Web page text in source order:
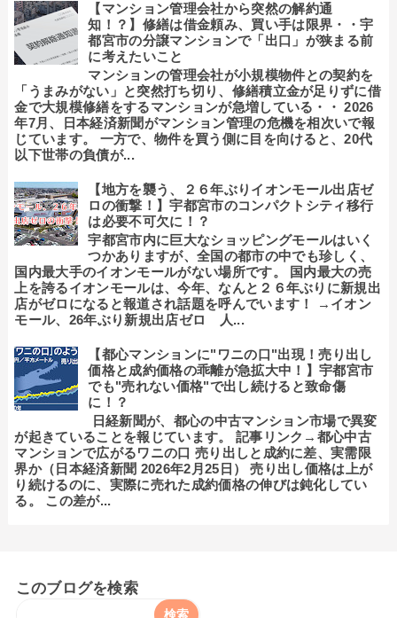
【マンション管理会社から突然の解約通
知！？】修繕は借金頼み、買い手は限界・・宇
都宮市の分譲マンションで「出口」が狭まる前
に考えたいこと
マンションの管理会社が小規模物件との契約を
「うまみがない」と突然打ち切り、修繕積立金が足りずに借
金で大規模修繕をするマンションが急増している・・ 2026
年7月、日本経済新聞がマンション管理の危機を相次いで報
じています。 一方で、物件を買う側に目を向けると、20代
以下世帯の負債が...
【地方を襲う、２６年ぶりイオンモール出店ゼ
ロの衝撃！】宇都宮市のコンパクトシティ移行
は必要不可欠に！？
宇都宮市内に巨大なショッピングモールはいく
つかありますが、全国の都市の中でも珍しく、
国内最大手のイオンモールがない場所です。 国内最大の売
上を誇るイオンモールは、今年、なんと２６年ぶりに新規出
店がゼロになると報道され話題を呼んでいます！ →イオン
モール、26年ぶり新規出店ゼロ 人...
【都心マンションに"ワニの口"出現！売り出し
価格と成約価格の乖離が急拡大中！】宇都宮市
でも"売れない価格"で出し続けると致命傷
に！？
日経新聞が、都心の中古マンション市場で異変
が起きていることを報じています。 記事リンク→都心中古
マンションで広がるワニの口 売り出しと成約に差、実需限
界か（日本経済新聞 2026年2月25日） 売り出し価格は上が
り続けるのに、実際に売れた成約価格の伸びは鈍化してい
る。 この差が...
このブログを検索